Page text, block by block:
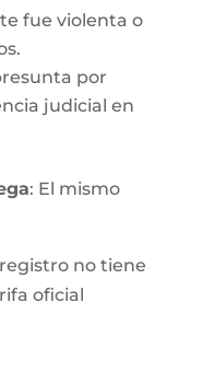
fue violenta o
por
judicial en
: El mismo
no tiene
oficial